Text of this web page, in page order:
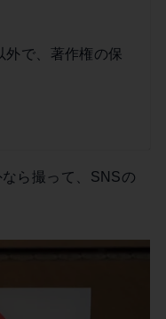
外で、著作権の保
ら撮って、SNSの